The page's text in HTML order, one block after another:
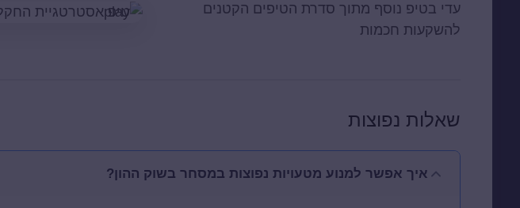
עדי בטיפ נוסף מתוך סדרת הטיפים הקטנים
להשקעות חכמות
שאלות נפוצות
איך אפשר למנוע מטעויות נפוצות במסחר בשוק ההון?